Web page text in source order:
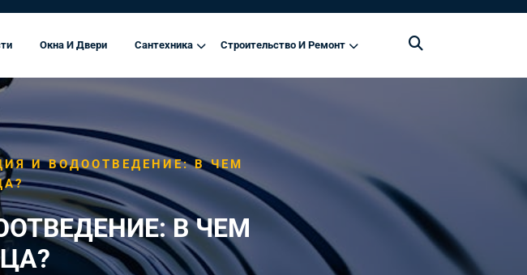
Окна И Двери Сантехника Строительство И Ремонт
И ВОДООТВЕДЕНИЕ: В ЧЕМ
В ЧЕМ